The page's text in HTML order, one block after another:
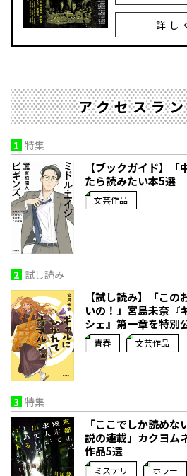
詳し
アクセスラ
1 特集
【ブックガイド】
たら読みたい本5選
文芸作品
2 試し読み
【試し読み】「こ
いの！」宮島未奈『
シェ』第一章を特別
青春 文芸作品
3 特集
「ここでしか読め
説の連載」――カクヨ
作品5選
ミステリ ホラー